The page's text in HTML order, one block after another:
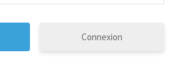
Connexion